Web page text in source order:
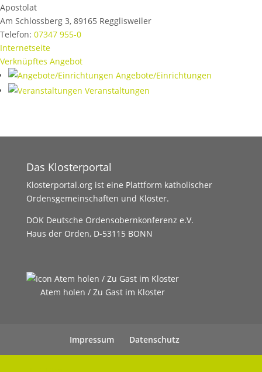
Apostolat
Am Schlossberg 3, 89165 Regglisweiler
Telefon: 07347 955-0
Internetseite
Verknüpftes Angebot
Angebote/Einrichtungen
Veranstaltungen
Das Klosterportal
Klosterportal.org ist eine Plattform katholischer
Ordensgemeinschaften und Klöster.
DOK Deutsche Ordensobernkonferenz e.V.
Haus der Orden, D-53115 BONN
Atem holen / Zu Gast im Kloster
Impressum Datenschutz